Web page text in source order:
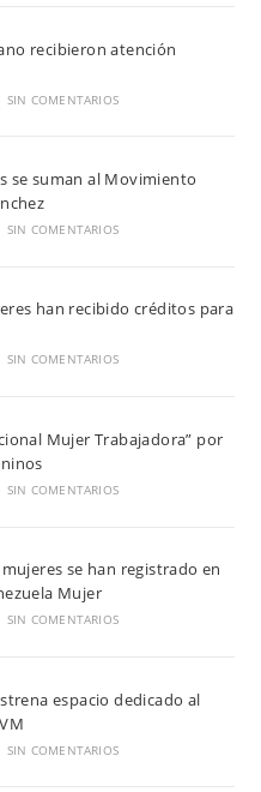
recibieron atención
SIN COMENTARIOS
se suman al Movimiento
SIN COMENTARIOS
han recibido créditos para
SIN COMENTARIOS
Mujer Trabajadora” por
SIN COMENTARIOS
se han registrado en
Mujer
SIN COMENTARIOS
espacio dedicado al
SIN COMENTARIOS